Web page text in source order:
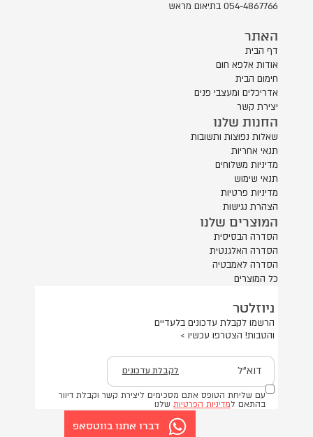
054-4867766 בתיאום מראש
האתר
דף הבית
אודות אלפא חום
חימום הבית
אדריכלים ומעצבי פנים
יצירת קשר
החנות שלנו
שאלות נפוצות ותשובות
תנאי אחריות
מדיניות משלוחים
תנאי שימוש
מדיניות פרטיות
הצהרת נגישות
המוצרים שלנו
הסדרה הבסיסית
הסדרה האלגנטית
הסדרה לאמבטיה
כל המוצרים
ניוזלטר
הרשמו לקבלת עדכונים בלעדיים
והטבות! הצטרפו עכשיו >
דוא"ל
עם שליחת הטופס אתם מסכימים ליצירת קשר וקבלת דיוור
בהתאם למדיניות הפרטיות שלנו
לקבלת עדכונים
דברו אתנו בווטסאפ